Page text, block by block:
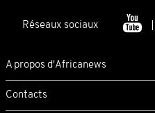
Réseaux sociaux
A propos d'Africanews
Contacts